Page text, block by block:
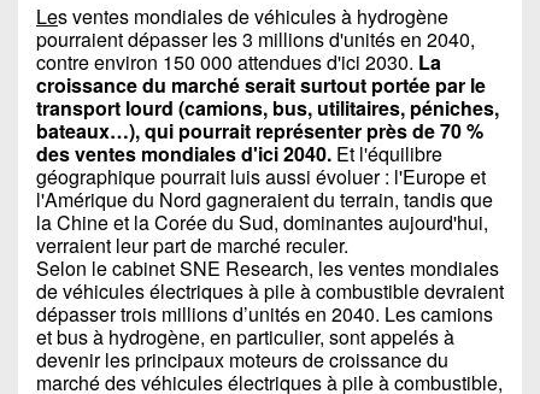
Les ventes mondiales de véhicules à hydrogène
pourraient dépasser les 3 millions d'unités en 2040,
contre environ 150 000 attendues d'ici 2030. La
croissance du marché serait surtout portée par le
transport lourd (camions, bus, utilitaires, péniches,
bateaux…), qui pourrait représenter près de 70 %
des ventes mondiales d'ici 2040. Et l'équilibre
géographique pourrait luis aussi évoluer : l'Europe et
l'Amérique du Nord gagneraient du terrain, tandis que
la Chine et la Corée du Sud, dominantes aujourd'hui,
verraient leur part de marché reculer.
Selon le cabinet SNE Research, les ventes mondiales
de véhicules électriques à pile à combustible devraient
dépasser trois millions d’unités en 2040. Les camions
et bus à hydrogène, en particulier, sont appelés à
devenir les principaux moteurs de croissance du
marché des véhicules électriques à pile à combustible,